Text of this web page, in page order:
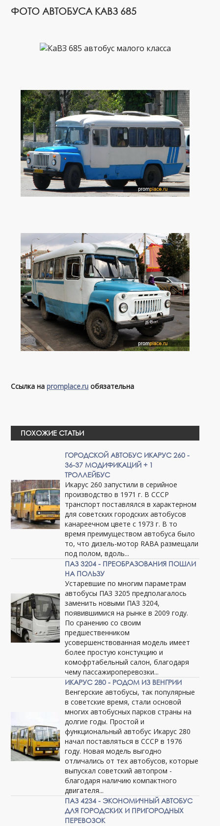
ФОТО АВТОБУСА КАВЗ 685
Ссылка наpromplace.ru обязательна
ПОХОЖИЕ СТАТЬИ
ГОРОДСКОЙ АВТОБУС ИКАРУС 260 -
36-37 МОДИФИКАЦИЙ + 1
ТРОЛЛЕЙБУС
Икарус 260 запустили в серийное
производство в 1971 г. В СССР
транспорт поставлялся в характерном
для советских городских автобусов
канареечном цвете с 1973 г. В то
время преимуществом автобуса было
то, что дизель-мотор RABA размещали
под полом, вдоль...
ПАЗ 3204 - ПРЕОБРАЗОВАНИЯ ПОШЛИ
НА ПОЛЬЗУ
Устаревшие по многим параметрам
автобусы ПАЗ 3205 предполагалось
заменить новыми ПАЗ 3204,
появившимися на рынке в 2009 году.
По сранению со своим
предшественником
усовершенствованная модель имеет
более простую констукцию и
комофртабельный салон, благодаря
чему пассажироперевозки...
ИКАРУС 280 - РОДОМ ИЗ ВЕНГРИИ
Венгерские автобусы, так популярные
в советские время, стали основой
многих автобусных парков страны на
долгие годы. Простой и
функциональный автобус Икарус 280
начал поставляться в СССР в 1976
году. Новая модель выгодно
отличались от тех автобусов, которые
выпускал советский автопром -
благодаря наличию компактного
двигателя...
ПАЗ 4234 - ЭКОНОМИЧНЫЙ АВТОБУС
ДЛЯ ГОРОДСКИХ И ПРИГОРОДНЫХ
ПЕРЕВОЗОК